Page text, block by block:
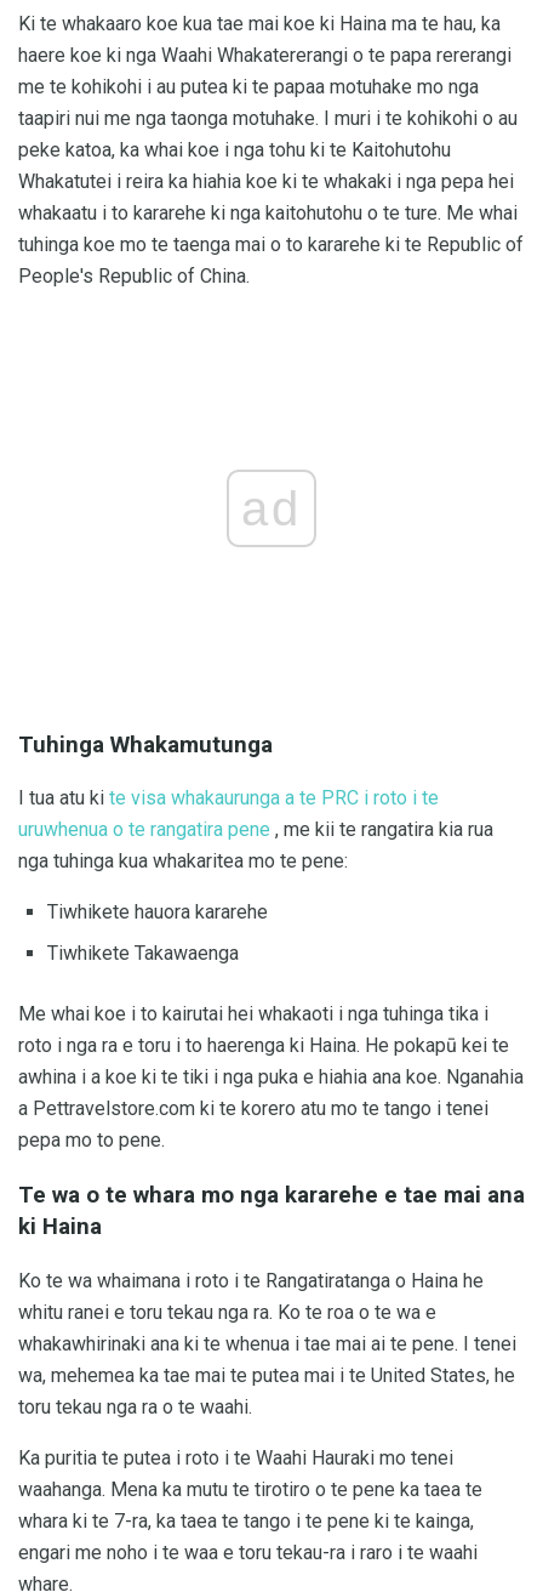
Ki te whakaaro koe kua tae mai koe ki Haina ma te hau, ka
haere koe ki nga Waahi Whakatererangi o te papa rererangi
me te kohikohi i au putea ki te papaa motuhake mo nga
taapiri nui me nga taonga motuhake. I muri i te kohikohi o au
peke katoa, ka whai koe i nga tohu ki te Kaitohutohu
Whakatutei i reira ka hiahia koe ki te whakaki i nga pepa hei
whakaatu i to kararehe ki nga kaitohutohu o te ture. Me whai
tuhinga koe mo te taenga mai o to kararehe ki te Republic of
People's Republic of China.
ad
Tuhinga Whakamutunga
I tua atu ki te visa whakaurunga a te PRC i roto i te
uruwhenua o te rangatira pene , me kii te rangatira kia rua
nga tuhinga kua whakaritea mo te pene:
Tiwhikete hauora kararehe
Tiwhikete Takawaenga
Me whai koe i to kairutai hei whakaoti i nga tuhinga tika i
roto i nga ra e toru i to haerenga ki Haina. He pokapū kei te
awhina i a koe ki te tiki i nga puka e hiahia ana koe. Nganahia
a Pettravelstore.com ki te korero atu mo te tango i tenei
pepa mo to pene.
Te wa o te whara mo nga kararehe e tae mai ana
ki Haina
Ko te wa whaimana i roto i te Rangatiratanga o Haina he
whitu ranei e toru tekau nga ra. Ko te roa o te wa e
whakawhirinaki ana ki te whenua i tae mai ai te pene. I tenei
wa, mehemea ka tae mai te putea mai i te United States, he
toru tekau nga ra o te waahi.
Ka puritia te putea i roto i te Waahi Hauraki mo tenei
waahanga. Mena ka mutu te tirotiro o te pene ka taea te
whara ki te 7-ra, ka taea te tango i te pene ki te kainga,
engari me noho i te waa e toru tekau-ra i raro i te waahi
whare.